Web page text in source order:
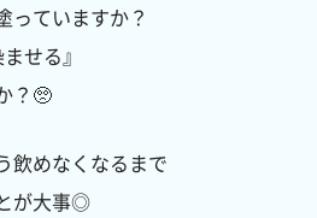
っていますか？
せる』
？🥺
飲めなくなるまで
が大事◎